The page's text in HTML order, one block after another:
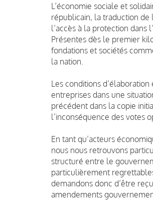
L’économie sociale et
républicain, la traduction de
l’accès à la protection dans
Présentes dès le premier
fondations et sociétés
la nation.
Les conditions
entreprises dans une
précédent dans la copie
l’inconséquence des votes
En tant qu’acteurs
nous nous retrouvons
structuré entre le
particulièrement
demandons donc d’être
amendements